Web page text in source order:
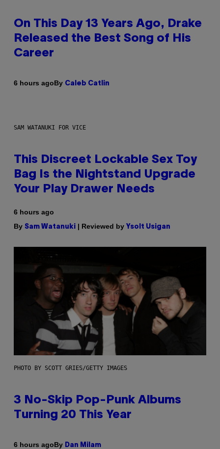
On This Day 13 Years Ago, Drake
Released the Best Song of His
Career
6 hours agoBy Caleb Catlin
SAM WATANUKI FOR VICE
This Discreet Lockable Sex Toy
Bag Is the Nightstand Upgrade
Your Play Drawer Needs
6 hours ago
By Sam Watanuki | Reviewed by Ysolt Usigan
PHOTO BY SCOTT GRIES/GETTY IMAGES
3 No-Skip Pop-Punk Albums
Turning 20 This Year
6 hours agoBy Dan Milam